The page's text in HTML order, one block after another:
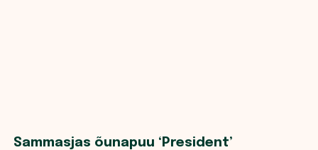
Sammasjas õunapuu ‘President’